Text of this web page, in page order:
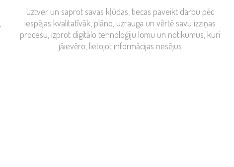
Uztver un saprot savas kļūdas, tiecas paveikt darbu pēc
iespējas kvalitatīvāk, plāno, uzrauga un vērtē savu izziņas
procesu, izprot digitālo tehnoloģiju lomu un notikumus, kuri
jāievēro, lietojot informācijas nesējus